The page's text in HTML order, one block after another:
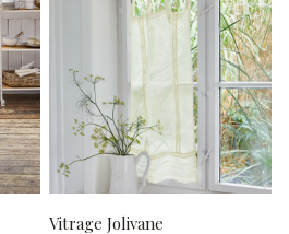
Vitrage Jolivane